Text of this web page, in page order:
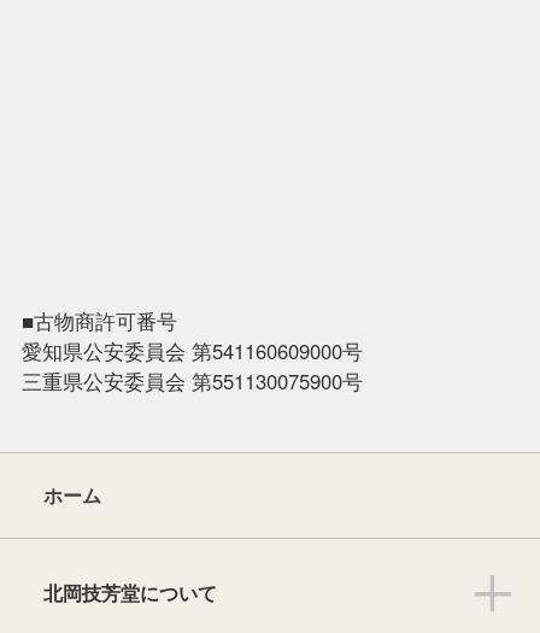
■古物商許可番号
愛知県公安委員会 第541160609000号
三重県公安委員会 第551130075900号
ホーム
北岡技芳堂について